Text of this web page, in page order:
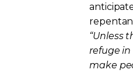
“Unless
refuge
make